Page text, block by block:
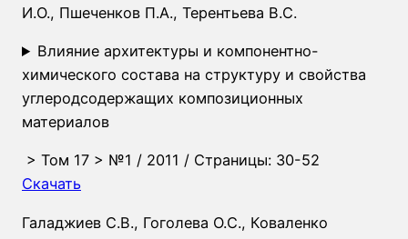
И.О., Пшеченков П.А., Терентьева В.С.
Влияние архитектуры и компонентно-
химического состава на структуру и свойства
углеродсодержащих композиционных
материалов
> Том 17 > №1 / 2011 / Страницы: 30-52
Скачать
Галаджиев С.В., Гоголева О.С., Коваленко